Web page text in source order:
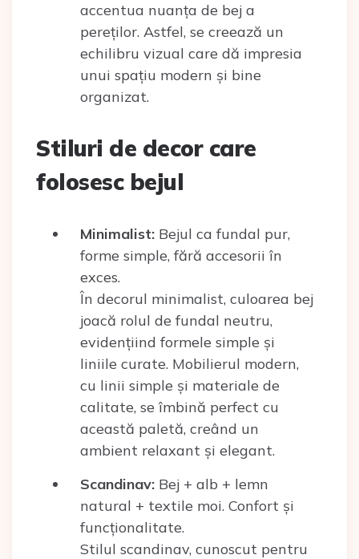
accentua nuanța de bej a
pereților. Astfel, se creează un
echilibru vizual care dă impresia
unui spațiu modern și bine
organizat.
Stiluri de decor care
folosesc bejul
Minimalist: Bejul ca fundal pur,
forme simple, fără accesorii în
exces.
În decorul minimalist, culoarea bej
joacă rolul de fundal neutru,
evidențiind formele simple și
liniile curate. Mobilierul modern,
cu linii simple și materiale de
calitate, se îmbină perfect cu
această paletă, creând un
ambient relaxant și elegant.
Scandinav: Bej + alb + lemn
natural + textile moi. Confort și
funcționalitate.
Stilul scandinav, cunoscut pentru